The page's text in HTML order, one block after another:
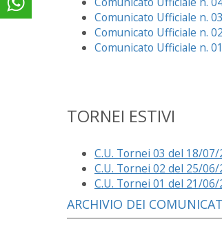
Comunicato Ufficiale n.
Comunicato Ufficiale n.
Comunicato Ufficiale n.
TORNEI ESTIVI
C.U. Tornei 03 del 18/07/
C.U. Tornei 02 del 25/06/
C.U. Tornei 01 del 21/06/
ARCHIVIO DEI